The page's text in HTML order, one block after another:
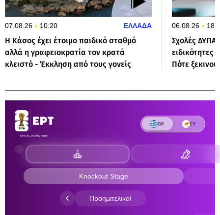
07.08.26 10:20 ΕΛΛΑΔΑ
Η Κάσος έχει έτοιμο παιδικό σταθμό
αλλά η γραφειοκρατία τον κρατά
κλειστό - Έκκληση από τους γονείς
06.08.26
Σχολές
ειδικότητες
Πότε